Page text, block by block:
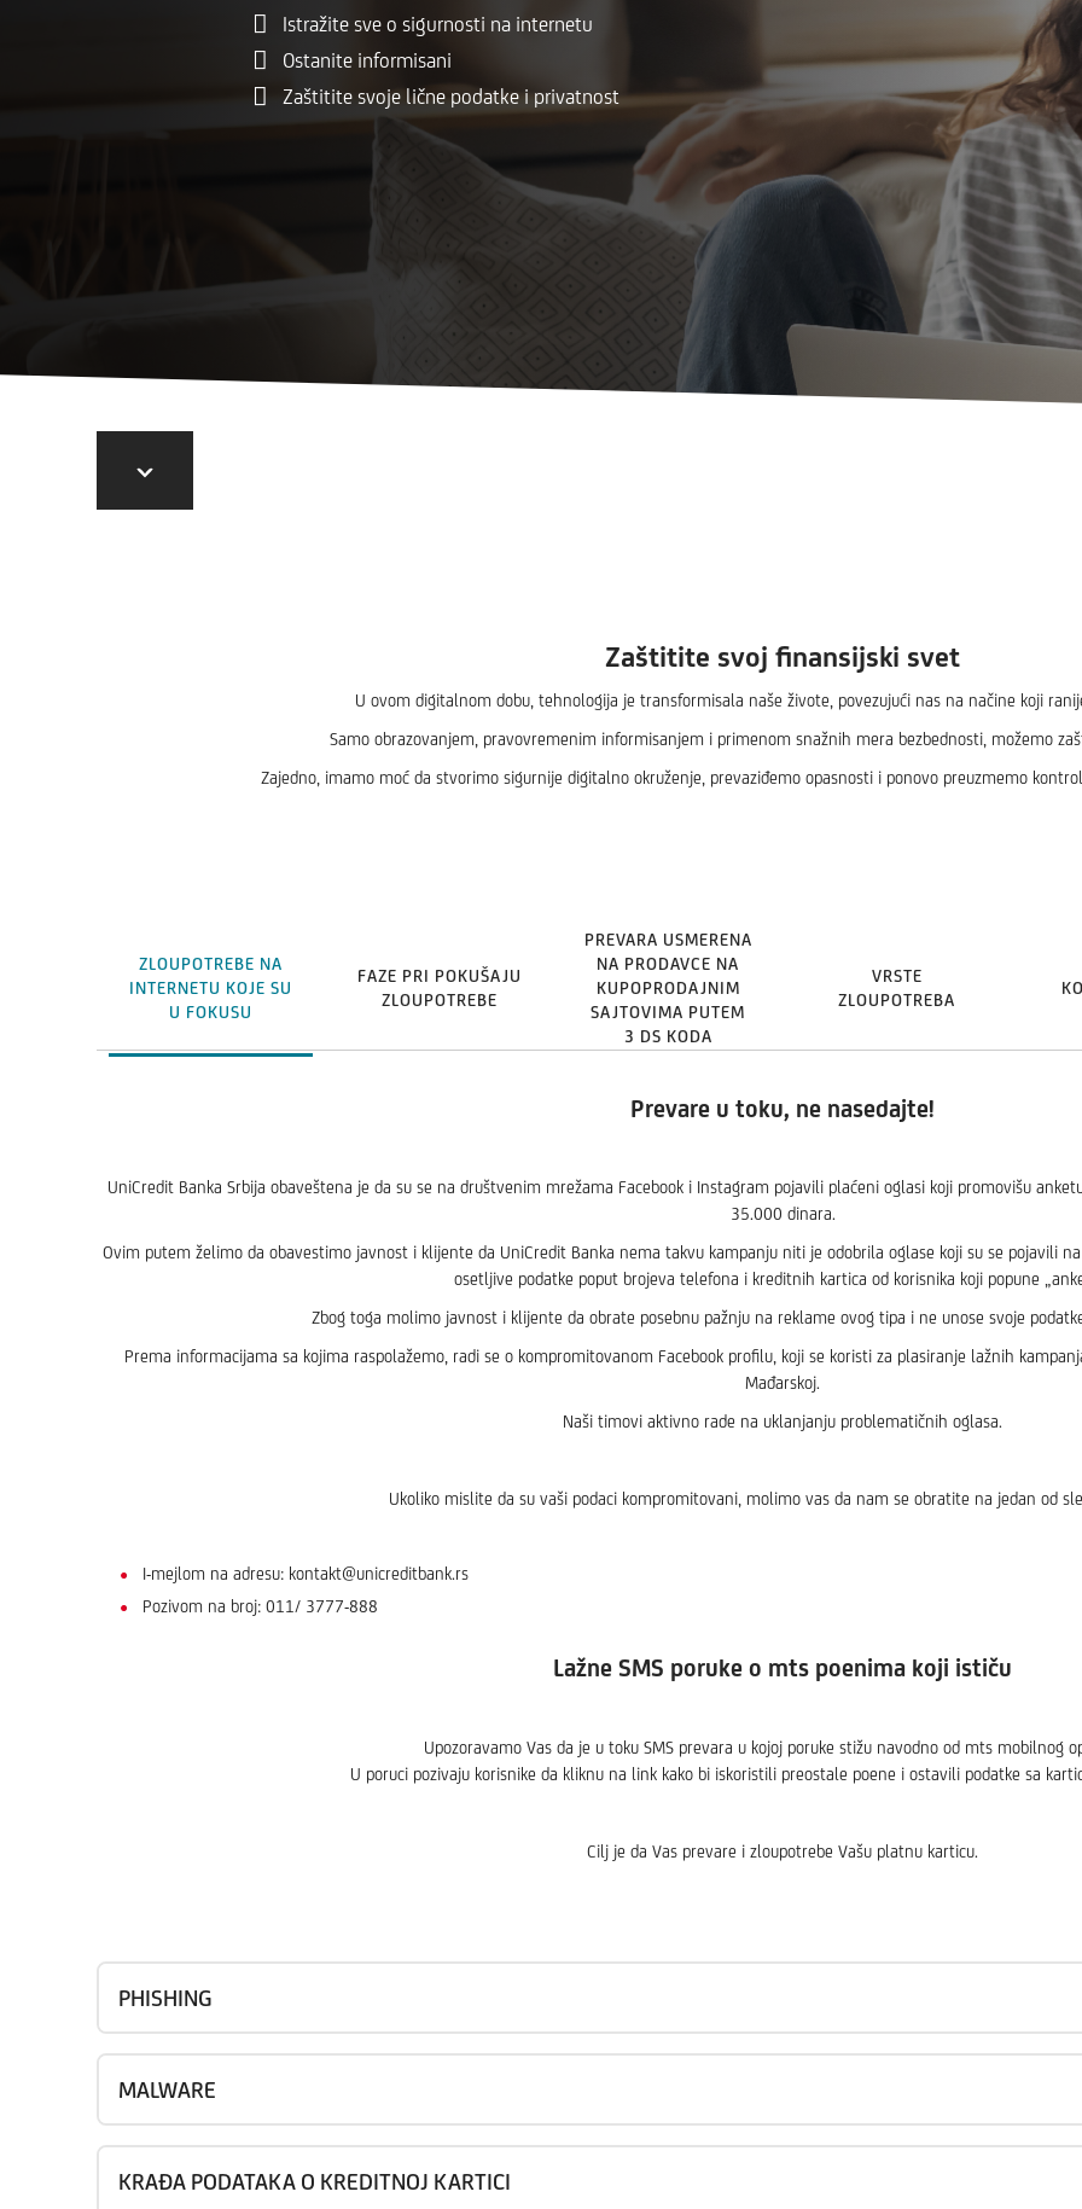
Istražite sve o sigurnosti na internetu
Ostanite informisani
Zaštitite svoje lične podatke i privatnost
Zaštitite svoj finansijski svet
U ovom digitalnom dobu, tehnologija je transformisala naše živote, povezujući nas na načine koji
Samo obrazovanjem, pravovremenim informisanjem i primenom snažnih mera bezbednosti, možemo
Zajedno, imamo moć da stvorimo sigurnije digitalno okruženje, prevaziđemo opasnosti i ponovo preuzmemo
ZLOUPOTREBE NA
INTERNETU KOJE SU
U FOKUSU
FAZE PRI POKUŠAJU
ZLOUPOTREBE
PREVARA USMERENA
NA PRODAVCE NA
KUPOPRODAJNIM
SAJTOVIMA PUTEM
3 DS KODA
VRSTE
ZLOUPOTREBA
Prevare u toku, ne nasedajte!
UniCredit Banka Srbija obaveštena je da su se na društvenim mrežama Facebook i Instagram pojavili plaćeni oglasi koji promovišu
35.000 dinara.
Ovim putem želimo da obavestimo javnost i klijente da UniCredit Banka nema takvu kampanju niti je odobrila oglase koji su se pojavili
osetljive podatke poput brojeva telefona i kreditnih kartica od korisnika koji popune
Zbog toga molimo javnost i klijente da obrate posebnu pažnju na reklame ovog tipa i ne unose svoje
Prema informacijama sa kojima raspolažemo, radi se o kompromitovanom Facebook profilu, koji se koristi za plasiranje lažnih
Mađarskoj.
Naši timovi aktivno rade na uklanjanju problematičnih oglasa.
Ukoliko mislite da su vaši podaci kompromitovani, molimo vas da nam se obratite na jedan od
I-mejlom na adresu: kontakt@unicreditbank.rs
Pozivom na broj: 011/ 3777-888
Lažne SMS poruke o mts poenima koji ističu
Upozoravamo Vas da je u toku SMS prevara u kojoj poruke stižu navodno od mts mobilnog
U poruci pozivaju korisnike da kliknu na link kako bi iskoristili preostale poene i ostavili podatke sa
Cilj je da Vas prevare i zloupotrebe Vašu platnu karticu.
PHISHING
MALWARE
KRAĐA PODATAKA O KREDITNOJ KARTICI